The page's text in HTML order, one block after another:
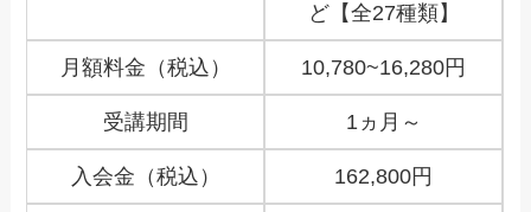
ど【全27種類】
月額料金（税込） 10,780~16,280円
受講期間 1ヵ月～
入会金（税込） 162,800円